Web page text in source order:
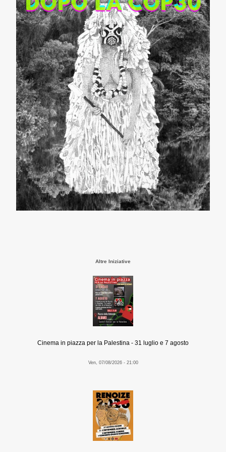
Altre Iniziative
Cinema in piazza per la Palestina - 31 luglio e 7 agosto
Ven, 07/08/2026 - 21:00